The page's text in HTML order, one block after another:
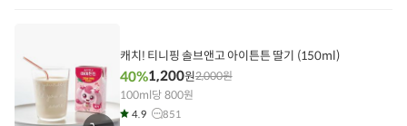
캐치! 티니핑 솔브앤고 아이튼튼 딸기 (150ml)
40%1,200원2,000원
100ml당 800원
4.9 851